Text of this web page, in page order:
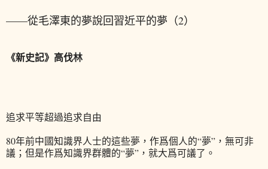
——從毛澤東的夢說回習近平的夢（2）
《新史記》高伐林
追求平等超過追求自由
80年前中國知識界人士的這些夢，作爲個人的“夢”，無可非
議；但是作爲知識界群體的“夢”，就大爲可議了。